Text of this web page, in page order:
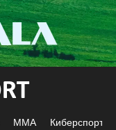
ММА Киберспорт